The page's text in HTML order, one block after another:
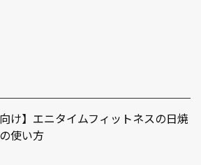
向け】エニタイムフィットネスの日焼
使い方